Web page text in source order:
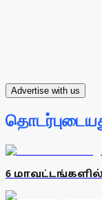
Advertise with us
6